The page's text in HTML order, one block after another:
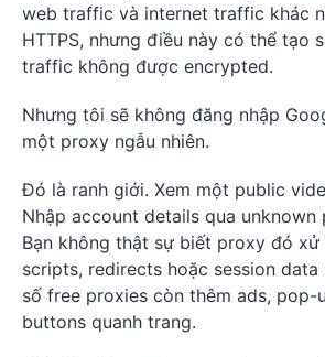
web traffic và internet traffic khác
HTTPS, nhưng điều này có thể tạo
traffic không được encrypted.
Nhưng tôi sẽ không đăng nhập
một proxy ngẫu nhiên.
Đó là ranh giới. Xem một public
Nhập account details qua unknown
Bạn không thật sự biết proxy đó xử
scripts, redirects hoặc session data
số free proxies còn thêm ads, pop-
buttons quanh trang.